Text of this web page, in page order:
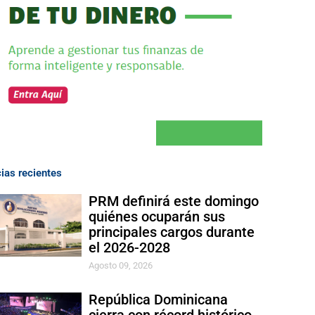
recientes
PRM definirá este domingo
quiénes ocuparán sus
principales cargos durante
el 2026-2028
Agosto 09, 2026
República Dominicana